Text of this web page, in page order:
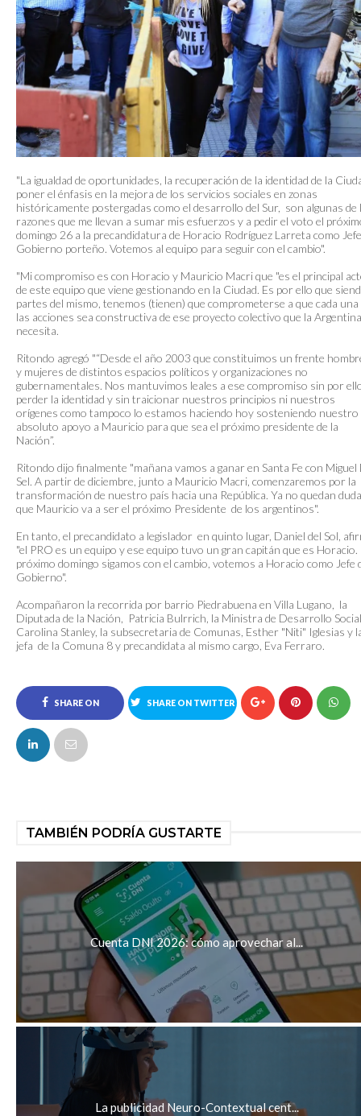
"La igualdad de oportunidades, la recuperación de la identidad de la
poner el énfasis en la mejora de los servicios sociales en zonas
históricamente postergadas como el desarrollo del Sur, son algunas de
razones que me llevan a sumar mis esfuerzos y a pedir el voto el
domingo 26 a la precandidatura de Horacio Rodríguez Larreta como
Gobierno porteño. Votemos al equipo para seguir con el cambio".
"Mi compromiso es con Horacio y Mauricio Macri que "es el principal
de este equipo que viene gestionando en la Ciudad. Es por ello que
partes del mismo, tenemos (tienen) que comprometerse a que cada una
las acciones sea constructiva de ese proyecto colectivo que la Argentina
necesita.
Ritondo agregó "“Desde el año 2003 que constituimos un frente
y mujeres de distintos espacios políticos y organizaciones no
gubernamentales. Nos mantuvimos leales a ese compromiso sin por
perder la identidad y sin traicionar nuestros principios ni nuestros
orígenes como tampoco lo estamos haciendo hoy sosteniendo nuestro
absoluto apoyo a Mauricio para que sea el próximo presidente de la
Nación”.
Ritondo dijo finalmente "mañana vamos a ganar en Santa Fe con Miguel
Sel. A partir de diciembre, junto a Mauricio Macri, comenzaremos por la
transformación de nuestro país hacia una República. Ya no quedan
que Mauricio va a ser el próximo Presidente de los argentinos".
En tanto, el precandidato a legislador en quinto lugar, Daniel del Sol,
"el PRO es un equipo y ese equipo tuvo un gran capitán que es Horacio.
próximo domingo sigamos con el cambio, votemos a Horacio como Jefe
Gobierno".
Acompañaron la recorrida por barrio Piedrabuena en Villa Lugano, la
Diputada de la Nación, Patricia Bulrrich, la Ministra de Desarrollo
Carolina Stanley, la subsecretaria de Comunas, Esther "Niti" Iglesias y
jefa de la Comuna 8 y precandidata al mismo cargo, Eva Ferraro.
SHARE ON
FACEBOOK
SHARE ON TWITTER
TAMBIÉN PODRÍA GUSTARTE
Cuenta DNI 2026: cómo aprovechar al...
La publicidad Neuro-Contextual cent...